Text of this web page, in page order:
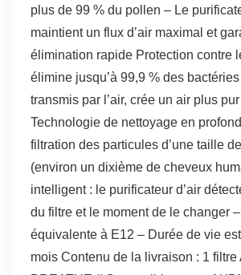
plus de 99 % du pollen – Le
maintient un flux d’air maximal et
élimination rapide Protection contre
élimine jusqu’à 99,9 % des
transmis par l’air, crée un air plus
Technologie de nettoyage en
filtration des particules d’une taille
(environ un dixième de cheveux
intelligent : le purificateur d’air
du filtre et le moment de le changer
équivalente à E12 – Durée de vie
mois Contenu de la livraison : 1 filtre